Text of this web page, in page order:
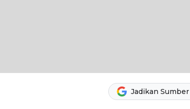
Jadikan